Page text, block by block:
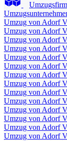
Umzug von Adorf
Umzug von Adorf
Umzug von Adorf
Umzug von Adorf
Umzug von Adorf
Umzug von Adorf
Umzug von Adorf
Umzug von Adorf
Umzug von Adorf
Umzug von Adorf
Umzug von Adorf
Umzug von Adorf
Umzug von Adorf
Umzug von Adorf